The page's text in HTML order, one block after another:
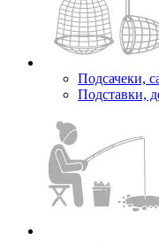
Подсачеки,
Подставки,